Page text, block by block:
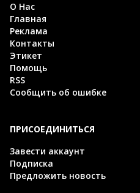
О Нас
Главная
Реклама
Контакты
Этикет
Помощь
RSS
Сообщить об ошибке
ПРИСОЕДИНИТЬСЯ
Завести аккаунт
Подписка
Предложить новость